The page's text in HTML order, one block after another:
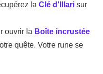
la Clé d'Illari sur
ouvrir la Boîte incrustée
quête. Votre rune se